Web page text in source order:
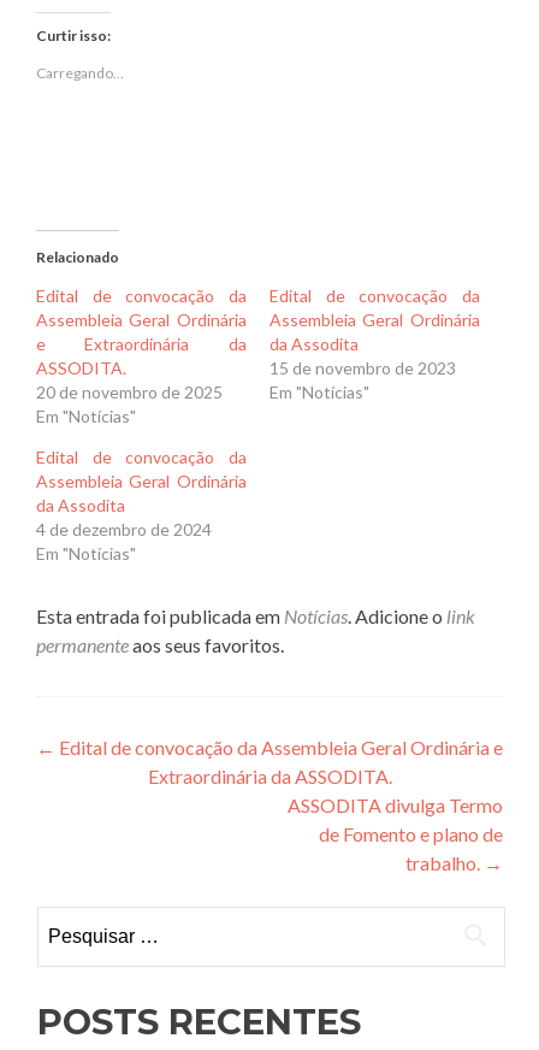
Twitter(abre
em
nova
janela)
Curtir isso:
Carregando...
Relacionado
Edital de convocação da
Assembleia Geral Ordinária
e Extraordinária da
ASSODITA.
20 de novembro de 2025
Em "Notícias"
Edital de convocação da
Assembleia Geral Ordinária
da Assodita
15 de novembro de 2023
Em "Notícias"
Edital de convocação da
Assembleia Geral Ordinária
da Assodita
4 de dezembro de 2024
Em "Notícias"
Esta entrada foi publicada em Notícias . Adicione o link
permanenteaos seus favoritos.
Navegação
← Edital de convocação da Assembleia Geral Ordinária e
Extraordinária da ASSODITA.
ASSODITA divulga Termo
de Fomento e plano de
trabalho. →
por:
POSTS RECENTES